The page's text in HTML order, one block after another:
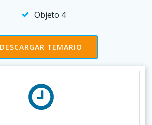
Objeto 4
DESCARGAR TEMARIO